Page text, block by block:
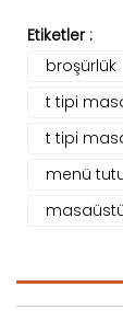
Etiketler :
broşürlük
t tipi
t tipi
menü